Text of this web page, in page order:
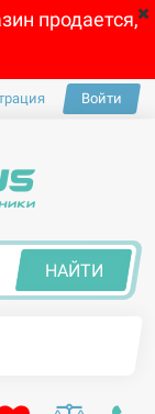
продается,
Войти
НАЙТИ